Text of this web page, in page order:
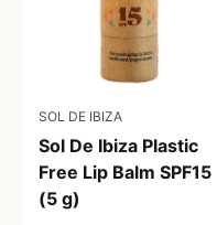
SOL DE IBIZA
Sol De Ibiza Plastic
Free Lip Balm SPF15
(5 g)